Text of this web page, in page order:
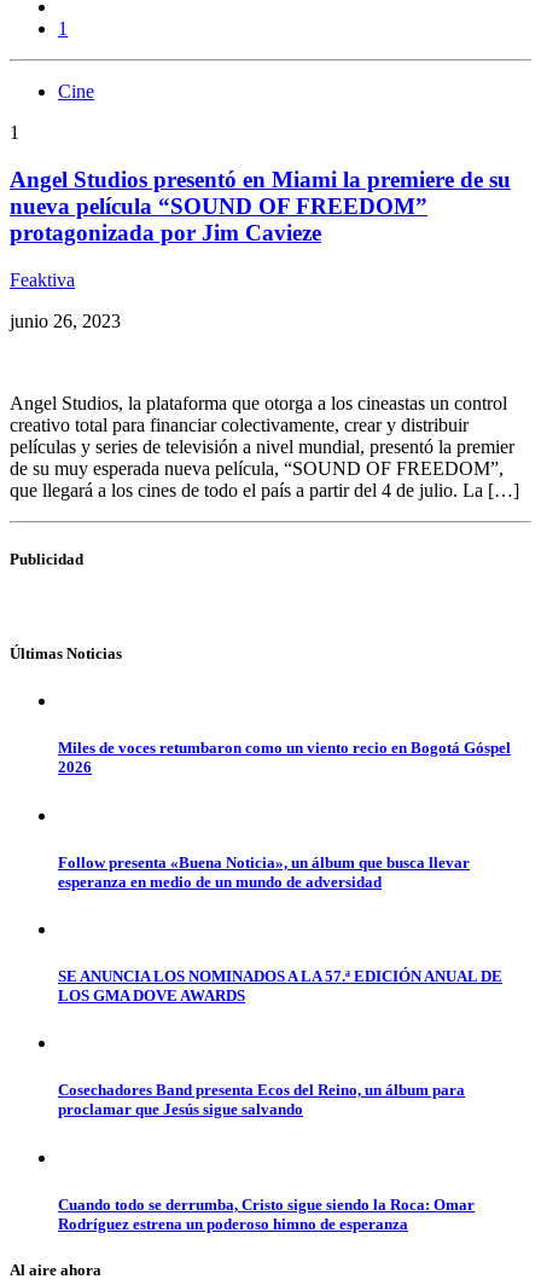
1
Cine
1
Angel Studios presentó en Miami la premiere de su
nueva película “SOUND OF FREEDOM”
protagonizada por Jim Cavieze
Feaktiva
junio 26, 2023
Angel Studios, la plataforma que otorga a los cineastas un control
creativo total para financiar colectivamente, crear y distribuir
películas y series de televisión a nivel mundial, presentó la premier
de su muy esperada nueva película, “SOUND OF FREEDOM”,
que llegará a los cines de todo el país a partir del 4 de julio. La […]
Publicidad
Últimas Noticias
Miles de voces retumbaron como un viento recio en Bogotá Góspel
2026
Follow presenta «Buena Noticia», un álbum que busca llevar
esperanza en medio de un mundo de adversidad
SE ANUNCIA LOS NOMINADOS A LA 57.ª EDICIÓN ANUAL DE
LOS GMA DOVE AWARDS
Cosechadores Band presenta Ecos del Reino, un álbum para
proclamar que Jesús sigue salvando
Cuando todo se derrumba, Cristo sigue siendo la Roca: Omar
Rodríguez estrena un poderoso himno de esperanza
Al aire ahora